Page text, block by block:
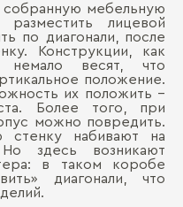
мебельную
лицевой
по диагонали, после
Конструкции, как
немало весят, что
положение.
их положить –
Более того, при
можно повредить.
стенку набивают на
здесь возникают
в таком коробе
диагонали, что